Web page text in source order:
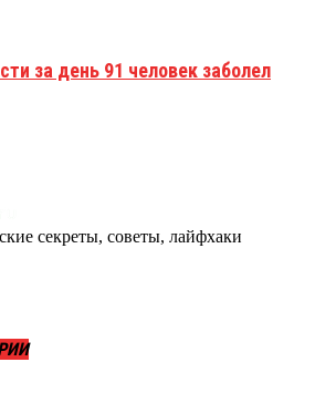
за день 91 человек заболел
секреты, советы, лайфхаки